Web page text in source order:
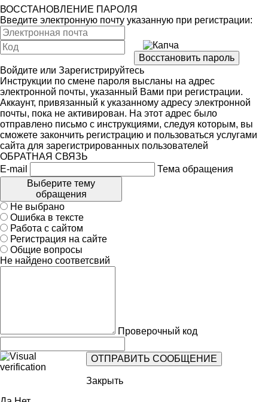
ВОССТАНОВЛЕНИЕ ПАРОЛЯ
Введите электронную почту указанную при регистрации:
Войдите или Зарегистрируйтесь
Инструкции по смене пароля высланы на адрес
электронной почты, указанный Вами при регистрации.
Аккаунт, привязанный к указанному адресу электронной
почты, пока не активирован. На этот адрес было
отправлено письмо с инструкциями, следуя которым, вы
сможете закончить регистрацию и пользоваться услугами
сайта для зарегистрированных пользователей
ОБРАТНАЯ СВЯЗЬ
E-mail
Тема обращения
Выберите тему
обращения
Не выбрано
Ошибка в тексте
Работа с сайтом
Регистрация на сайте
Общие вопросы
Не найдено соответсвий
Проверочный код
Закрыть